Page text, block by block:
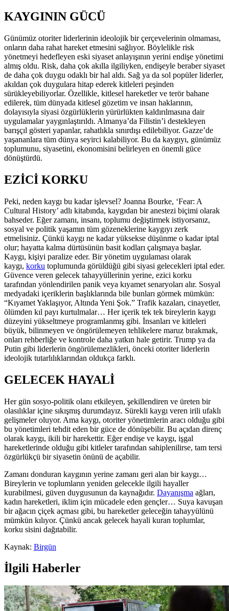
KAYGININ GÜCÜ
Günümüz otoriter liderlerinin ideolojik bir çerçevelerinin olmaması,
onların daha rahat hareket etmesini sağlıyor. Böylelikle risk
yönetmeyi hedefleyen eski siyaset anlayışının yerini endişe yönetimi
almış oldu. Risk, daha çok akılla ilgiliyken, endişeyle beraber siyaset
de daha çok duygu odaklı bir hal aldı. Sağ ya da sol popüler liderler,
akıldan çok duygulara hitap ederek kitleleri peşinden
sürükleyebiliyorlar. Özellikle, kitlesel hareketler ve terör bahane
edilerek, tüm dünyada kitlesel gözetim ve insan haklarının,
dolayısıyla siyasi özgürlüklerin yürürlükten kaldırılmasına dair
uygulamalar yaygınlaştırıldı. Almanya’da Filistin’i destekleyen
barışçıl gösteri yapanlar, rahatlıkla sınırdışı edilebiliyor. Gazze’de
yaşananlara tüm dünya seyirci kalabiliyor. Bu da kaygıyı, günümüz
toplumunu, siyasetini, ekonomisini belirleyen en önemli güce
dönüştürdü.
EZİCİ KORKU
Peki, neden kaygı bu kadar işlevsel? Joanna Bourke, ‘Fear: A
Cultural History’ adlı kitabında, kaygıdan bir anestezi biçimi olarak
bahseder. Eğer zamanı, insanı, toplumu değiştirmek istiyorsanız,
sosyal ve politik yaşamın tüm gözeneklerine kaygıyı zerk
etmelisiniz. Çünkü kaygı ne kadar yüksekse düşünme o kadar iptal
olur; hayatta kalma dürtüsünün basit kodları çalışmaya başlar.
Kaygı, kişiyi paralize eder. Bir yönetim uygulaması olarak
kaygı, korku toplumunda görüldüğü gibi siyasi gelecekleri iptal eder.
Güvence veren gelecek tahayyüllerinin yerine, ezici korku
tarafından yönlendirilen panik veya kıyamet senaryoları alır. Sosyal
medyadaki içeriklerin başlıklarında bile bunları görmek mümkün:
“Kıyamet Yaklaşıyor, Altında Yeni Şok.” Trafik kazaları, cinayetler,
ölümden kıl payı kurtulmalar… Her içerik tek tek bireylerin kaygı
düzeyini yükseltmeye programlanmış gibi. İnsanları ve kitleleri
büyük, bilinmeyen ve öngörülemeyen tehlikelere maruz bırakmak,
onları rehberliğe ve kontrole daha yatkın hale getirir. Trump ya da
Putin gibi liderlerin öngörülemezlikleri, önceki otoriter liderlerin
ideolojik tutarlılıklarından oldukça farklı.
GELECEK HAYALİ
Her gün sosyo-politik olanı etkileyen, şekillendiren ve üreten bir
olasılıklar içine sıkışmış durumdayız. Sürekli kaygı veren irili ufaklı
gelişmeler oluyor. Ama kaygı, otoriter yönetimlerin aracı olduğu gibi
bu yönetimleri tehdit eden bir güce de dönüşebilir. Bu açıdan direnç
olarak kaygı, ikili bir harekettir. Eğer endişe ve kaygı, işgal
hareketlerinde olduğu gibi kitleler tarafından sahiplenilirse, tam tersi
özgürlükçü bir siyasetin önünü de açabilir.
Zamanı donduran kaygının yerine zamanı geri alan bir kaygı…
Bireylerin ve toplumların yeniden gelecekle ilgili hayaller
kurabilmesi, güven duygusunun da kaynağıdır. Dayanışma ağları,
kadın hareketleri, iklim için mücadele eden gençler… Suya kavuşan
bir ağacın çiçek açması gibi, bu hareketler geleceğin tahayyülünü
mümkün kılıyor. Çünkü ancak gelecek hayali kuran toplumlar,
korku sisini dağıtabilir.
Kaynak: Birgün
İlgili Haberler